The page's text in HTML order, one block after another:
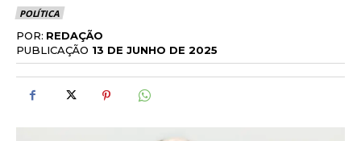
POLÍTICA
POR: REDAÇÃO
PUBLICAÇÃO 13 DE JUNHO DE 2025